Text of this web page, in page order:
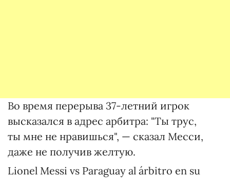
Во время перерыва 37-летний игрок
высказался в адрес арбитра: "Ты трус,
ты мне не нравишься", — сказал Месси,
даже не получив желтую.
Lionel Messi vs Paraguay al árbitro en su